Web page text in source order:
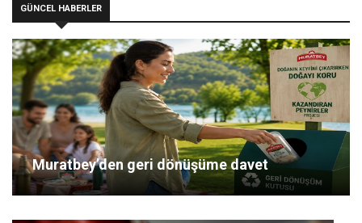
GÜNCEL HABERLER
Muratbey’den geri dönüşüme davet